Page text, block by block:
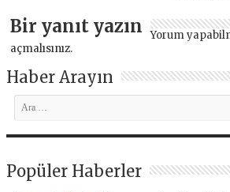
Bir yanıt yazın Yorum
açmalısınız.
Haber Arayın
Popüler Haberler